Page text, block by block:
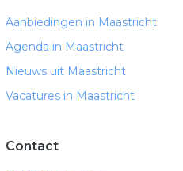
Aanbiedingen in Maastricht
Agenda in Maastricht
Nieuws uit Maastricht
Vacatures in Maastricht
Contact